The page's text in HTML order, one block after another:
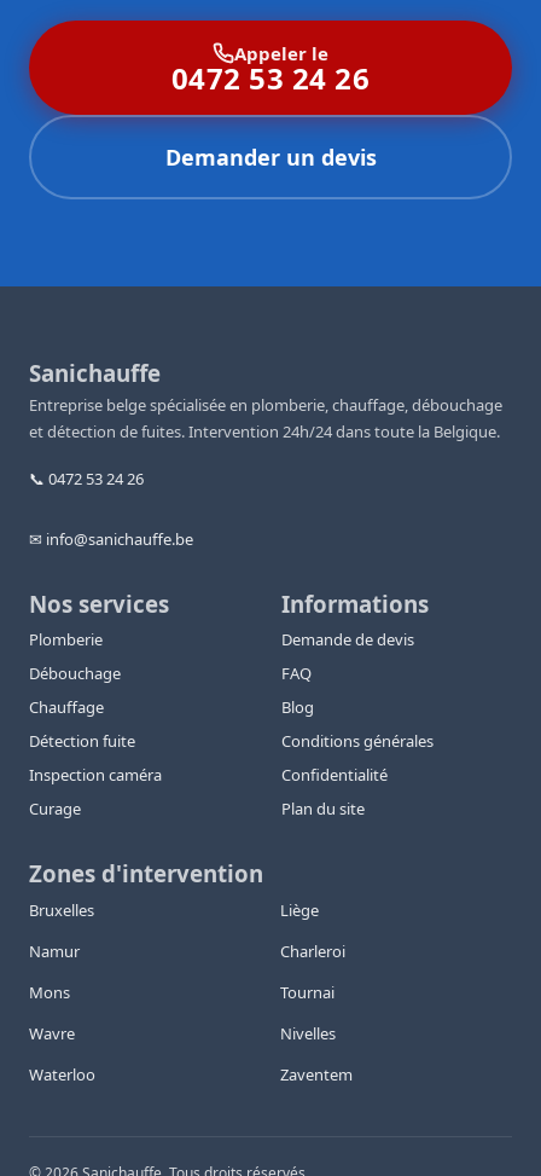
Appeler le
0472 53 24 26
Demander un devis
Sanichauffe
Entreprise belge spécialisée en plomberie, chauffage, débouchage
et détection de fuites. Intervention 24h/24 dans toute la Belgique.
📞 0472 53 24 26
✉ info@sanichauffe.be
Nos services
Plomberie
Débouchage
Chauffage
Détection fuite
Inspection caméra
Curage
Informations
Demande de devis
FAQ
Blog
Conditions générales
Confidentialité
Plan du site
Zones d'intervention
Bruxelles
Liège
Namur
Charleroi
Mons
Tournai
Wavre
Nivelles
Waterloo
Zaventem